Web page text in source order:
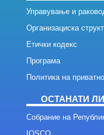
Управување и
Организациска
Етички кодекс
Програма
Политика на
ОСТАНАТИ
Собрание на